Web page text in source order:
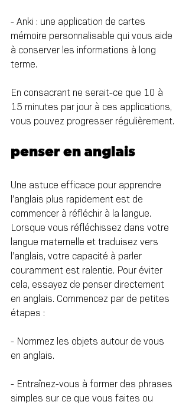
- Anki : une application de cartes
mémoire personnalisable qui vous aide
à conserver les informations à long
terme.
En consacrant ne serait-ce que 10 à
15 minutes par jour à ces applications,
vous pouvez progresser régulièrement.
penser en anglais
Une astuce efficace pour apprendre
l’anglais plus rapidement est de
commencer à réfléchir à la langue.
Lorsque vous réfléchissez dans votre
langue maternelle et traduisez vers
l’anglais, votre capacité à parler
couramment est ralentie. Pour éviter
cela, essayez de penser directement
en anglais. Commencez par de petites
étapes :
- Nommez les objets autour de vous
en anglais.
- Entraînez-vous à former des phrases
simples sur ce que vous faites ou